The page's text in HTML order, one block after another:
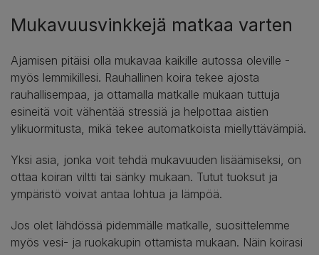
Mukavuusvinkkejä matkaa varten
Ajamisen pitäisi olla mukavaa kaikille autossa oleville -
myös lemmikillesi. Rauhallinen koira tekee ajosta
rauhallisempaa, ja ottamalla matkalle mukaan tuttuja
esineitä voit vähentää stressiä ja helpottaa aistien
ylikuormitusta, mikä tekee automatkoista miellyttävämpiä.
Yksi asia, jonka voit tehdä mukavuuden lisäämiseksi, on
ottaa koiran viltti tai sänky mukaan. Tutut tuoksut ja
ympäristö voivat antaa lohtua ja lämpöä.
Jos olet lähdössä pidemmälle matkalle, suosittelemme
myös vesi- ja ruokakupin ottamista mukaan. Näin koirasi